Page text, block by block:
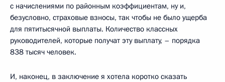
с начислениями по районным коэффициентам, ну и,
безусловно, страховые взносы, так чтобы не было ущерба
для пятитысячной выплаты. Количество классных
руководителей, которые получат эту выплату, – порядка
838 тысяч человек.
И, наконец, в заключение я хотела коротко сказать